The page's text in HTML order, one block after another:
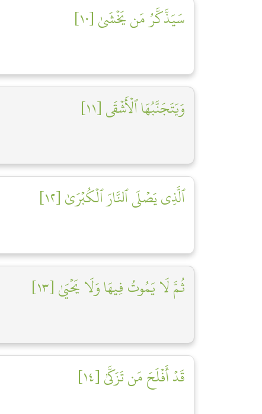
سَيَذَّكَّرُ مَن يَخۡشَىٰ [١٠]
وَيَتَجَنَّبُهَا ٱلۡأَشۡقَى [١١]
ٱلَّذِي يَصۡلَى ٱلنَّارَ ٱلۡكُبۡرَىٰ [١٢]
ثُمَّ لَا يَمُوتُ فِيهَا وَلَا يَحۡيَىٰ [١٣]
قَدۡ أَفۡلَحَ مَن تَزَكَّىٰ [١٤]